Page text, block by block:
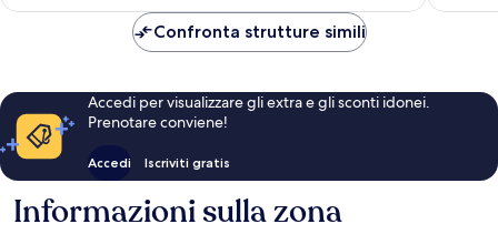
CHF 21
Confronta strutture simili
Accedi per visualizzare gli extra e gli sconti idonei.
Prenotare conviene!
Accedi Iscriviti gratis
Informazioni sulla zona